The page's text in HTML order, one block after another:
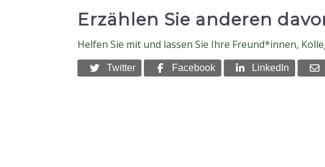
Erzählen Sie anderen
Helfen Sie mit und lassen Sie Ihre Freund*innen,
Twitter Facebook LinkedIn